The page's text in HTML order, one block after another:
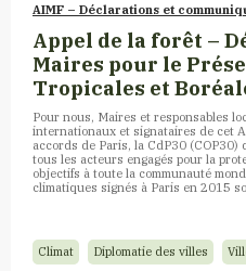
AIMF – Déclarations et
Appel de la forêt –
Maires pour le
Tropicales et
Pour nous, Maires et responsables
internationaux et signataires de cet
accords de Paris, la CdP30 (COP30)
tous les acteurs engagés pour la
objectifs à toute la communauté
climatiques signés à Paris en 2015
Climat Diplomatie des villes